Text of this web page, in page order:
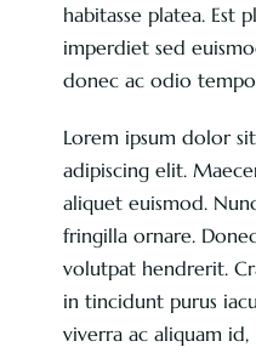
habitasse platea. Est
imperdiet sed
donec ac odio
Lorem ipsum dolor
adipiscing elit.
aliquet euismod.
fringilla ornare.
volutpat hendrerit.
in tincidunt purus
viverra ac aliquam